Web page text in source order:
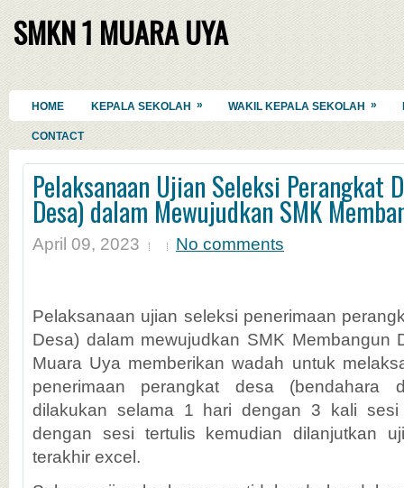
SMKN 1 MUARA UYA
HOME KEPALA SEKOLAH » WAKIL KEPALA SEKOLAH »
CONTACT
Pelaksanaan Ujian Seleksi Perangkat
Desa) dalam Mewujudkan SMK
April 09, 2023 No comments
Pelaksanaan ujian seleksi penerimaan
Desa) dalam mewujudkan SMK Membangun
Muara Uya memberikan wadah untuk
penerimaan perangkat desa (bendahara
dilakukan selama 1 hari dengan 3 kali sesi
dengan sesi tertulis kemudian dilanjutkan
terakhir excel.